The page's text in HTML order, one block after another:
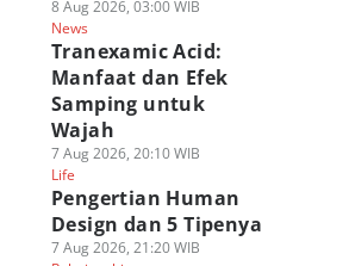
8 Aug 2026, 03:00 WIB
News
Tranexamic Acid:
Manfaat dan Efek
Samping untuk
Wajah
7 Aug 2026, 20:10 WIB
Life
Pengertian Human
Design dan 5 Tipenya
7 Aug 2026, 21:20 WIB